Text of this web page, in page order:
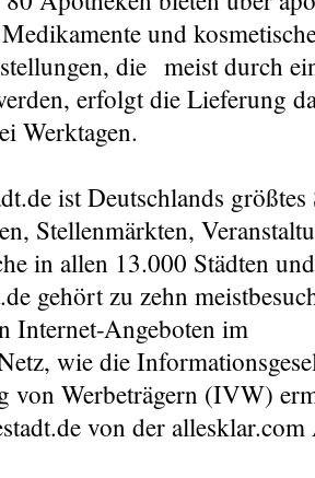
und
die meist durch
erfolgt die Lieferung
Werktagen.
ist Deutschlands
Stellenmärkten,
in allen 13.000 Städten
gehört zu zehn
Internet-Angeboten im
wie die
von Werbeträgern (IVW)
von der